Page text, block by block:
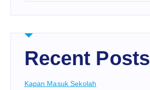
Recent Posts
Kapan Masuk Sekolah